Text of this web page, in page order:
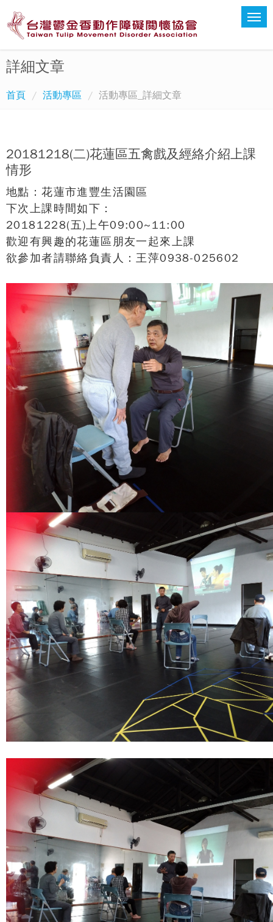
詳細文章
首頁 活動專區 活動專區_詳細文章
20181218(二)花蓮區五禽戲及經絡介紹上課
情形
地點：花蓮市進豐生活園區
下次上課時間如下：
20181228(五)上午09:00~11:00
歡迎有興趣的花蓮區朋友一起來上課
欲參加者請聯絡負責人：王萍0938-025602